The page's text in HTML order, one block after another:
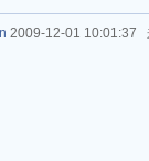
2009-12-01 10:01:37